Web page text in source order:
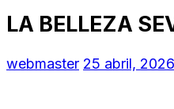
LA BELLEZA
webmaster 25 abril, 2026